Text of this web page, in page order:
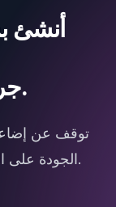
أنشئ
جربه بدون مخاطرة.
توقف عن
الجودة على الفور بقوة الذكاء الاصطناعي التوليدي.